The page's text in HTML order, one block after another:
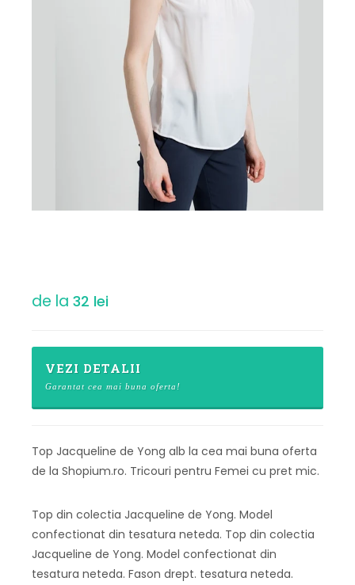
de la 32 lei
VEZI DETALII
Garantat cea mai buna oferta!
Top Jacqueline de Yong alb la cea mai buna oferta
de la Shopium.ro. Tricouri pentru Femei cu pret mic.
Top din colectia Jacqueline de Yong. Model
confectionat din tesatura neteda. Top din colectia
Jacqueline de Yong. Model confectionat din
tesatura neteda. Fason drept. tesatura neteda.